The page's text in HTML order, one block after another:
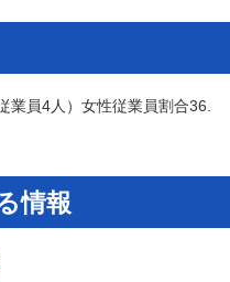
業員4人）女性従業員割合36.
情報